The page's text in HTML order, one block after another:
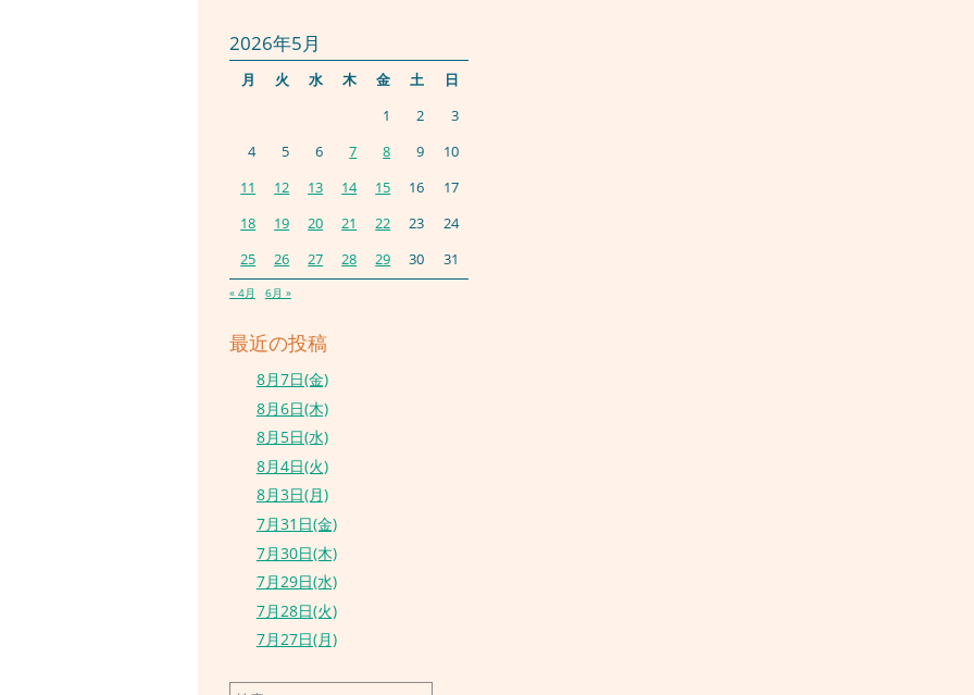
2026年5月
月 火 水 木 金 土
日
1
2
3
4
5 6 7 8 9
10
11
12 13 14 15 16
17
18
19 20 21 22 23
24
25
26 27 28 29 30 31
« 4月 6月 »
最近の投稿
8月7日(金)
8月6日(木)
8月5日(水)
8月4日(火)
8月3日(月)
7月31日(金)
7月30日(木)
7月29日(水)
7月28日(火)
7月27日(月)